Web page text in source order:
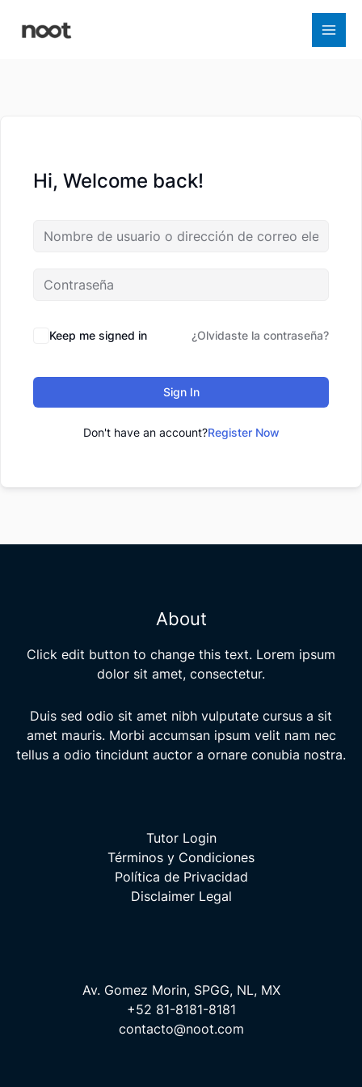
Hi, Welcome back!
Keep me signed in ¿Olvidaste la contraseña?
Sign In
Don't have an account?Register Now
About
Click edit button to change this text. Lorem ipsum
dolor sit amet, consectetur.
Duis sed odio sit amet nibh vulputate cursus a sit
amet mauris. Morbi accumsan ipsum velit nam nec
tellus a odio tincidunt auctor a ornare conubia nostra.
Tutor Login
Términos y Condiciones
Política de Privacidad
Disclaimer Legal
Av. Gomez Morin, SPGG, NL, MX
+52 81-8181-8181
contacto@noot.com